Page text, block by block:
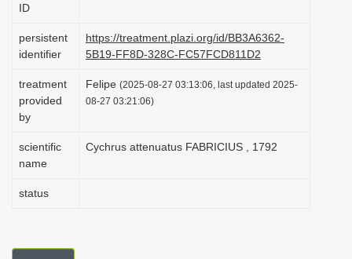
o
n
ID
persistent
identifier
https://treatment.plazi.org/id/BB3A6362-
5B19-FF8D-328C-FC57FCD811D2
treatment
provided
by
Felipe (2025-08-27 03:13:06, last updated 2025-
08-27 03:21:06)
scientific
name
Cychrus attenuatus FABRICIUS , 1792
status